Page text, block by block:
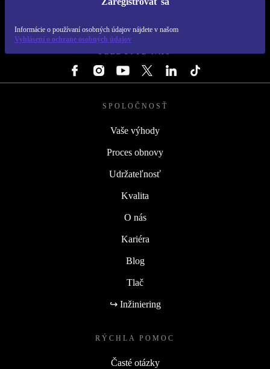
Informácie o používaní osobných údajov nájdete v našom
Vyhlásení o ochrane osobných údajov
SLEDUJTE NÁS
SPOLOČNOSŤ
Vaše výhody
Proces obnovy
Udržateľnosť
Kvalita
O nás
Kariéra
Blog
Tlač
↪ Inžiniering
RÝCHLA POMOC
Časté otázky